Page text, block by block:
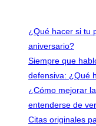
¿Qué hacer si tu
aniversario?
Siempre que
defensiva: ¿Qué
¿Cómo mejorar
entenderse de
Citas originales